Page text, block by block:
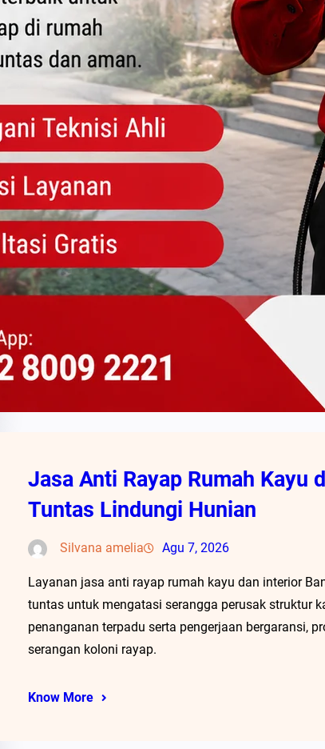
Jasa Anti Rayap Rumah Kayu
Tuntas Lindungi Hunian
Silvana amelia Agu 7, 2026
Layanan jasa anti rayap rumah kayu dan interior
tuntas untuk mengatasi serangga perusak struktur
penanganan terpadu serta pengerjaan bergaransi,
serangan koloni rayap.
Know More